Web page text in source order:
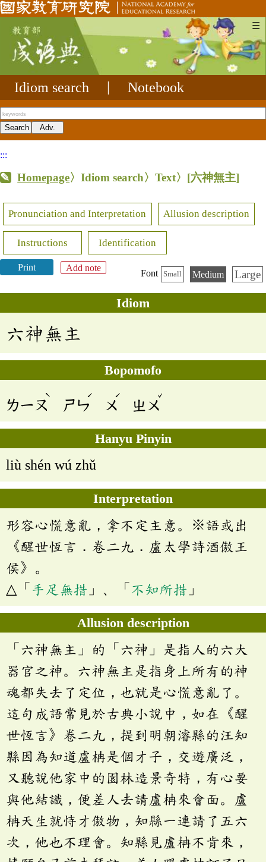
☰
Idiom search Notebook
:::
Homepage〉Idiom search〉Text〉 [六神無主]
Pronunciation and Interpretation Allusion description
Instructions Identification
Print Add note
Font Small Medium Large
Idiom
六神無主
Bopomofo
ㄌㄧㄡ
ˋ
ㄕㄣ
ˊ
ㄨ
ˊ
ㄓㄨ
ˇ
Hanyu Pinyin
liù shén wú zhǔ
Interpretation
形容心慌意亂，拿不定主意。※語或出
《醒世恆言．卷二九．盧太學詩酒傲王
侯》。
△「 手足無措 」、「 不知所措 」
Allusion description
「六神無主」的「六神」是指人的六大
器官之神。六神無主是指身上所有的神
魂都失去了定位，也就是心慌意亂了。
這句成語常見於古典小說中，如在《醒
世恆言》卷二九，提到明朝濬縣的汪知
縣因為知道盧柟是個才子，交遊廣泛，
又聽說他家中的園林造景奇特，有心要
與他結識，便差人去請盧柟來會面。盧
柟天生就恃才傲物，知縣一連請了五六
次，他也不理會。知縣見盧柟不肯來，